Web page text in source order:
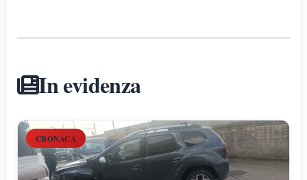
In evidenza
CRONACA